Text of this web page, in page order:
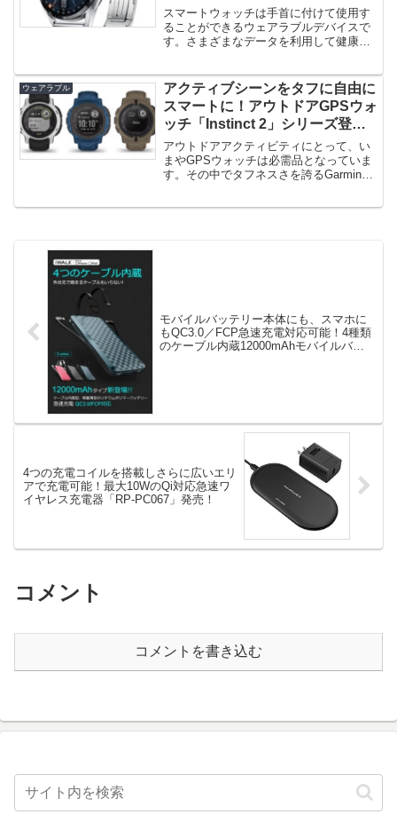
エリートモデル」登場！
スマートウォッチは手首に付けて使用す
ることができるウェアラブルデバイスで
す。さまざまなデータを利用して健康管
ウェアラブル
アクティブシーンをタフに自由に
スマートに！アウトドアGPSウォ
ッチ「Instinct 2」シリーズ登
場！
アウトドアアクティビティにとって、い
まやGPSウォッチは必需品となっていま
す。その中でタフネスさを誇るGarminの
モバイルバッテリー本体にも、スマホに
もQC3.0／FCP急速充電対応可能！4種類
のケーブル内蔵12000mAhモバイルバッ
4つの充電コイルを搭載しさらに広いエリ
アで充電可能！最大10WのQi対応急速ワ
イヤレス充電器「RP-PC067」発売！
コメント
コメントを書き込む